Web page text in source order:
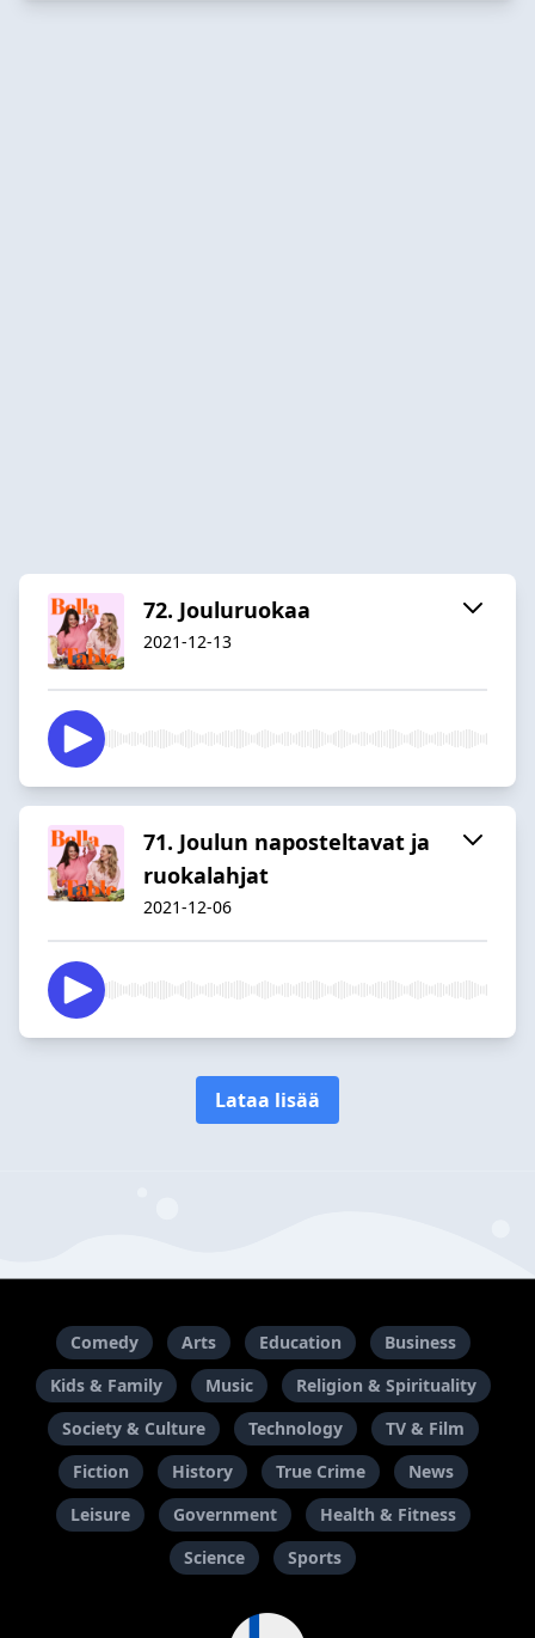
72. Jouluruokaa
2021-12-13
71. Joulun naposteltavat ja
ruokalahjat
2021-12-06
Lataa lisää
Comedy Arts Education
Business
Kids & Family
Music
Religion & Spirituality
Society & Culture
Technology
TV & Film
Fiction
History True Crime
News
Leisure
Government
Health & Fitness
Science
Sports